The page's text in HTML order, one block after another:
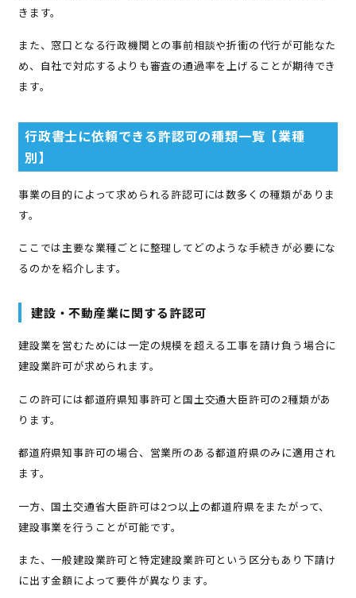
きます。
また、窓口となる行政機関との事前相談や折衝の代行が可能なた
め、自社で対応するよりも審査の通過率を上げることが期待でき
ます。
行政書士に依頼できる許認可の種類一覧【業種
別】
事業の目的によって求められる許認可には数多くの種類がありま
す。
ここでは主要な業種ごとに整理してどのような手続きが必要にな
るのかを紹介します。
建設・不動産業に関する許認可
建設業を営むためには一定の規模を超える工事を請け負う場合に
建設業許可が求められます。
この許可には都道府県知事許可と国土交通大臣許可の2種類があ
ります。
都道府県知事許可の場合、営業所のある都道府県のみに適用され
ます。
一方、国土交通省大臣許可は2つ以上の都道府県をまたがって、
建設事業を行うことが可能です。
また、一般建設業許可と特定建設業許可という区分もあり下請け
に出す金額によって要件が異なります。